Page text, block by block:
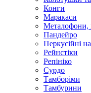
Конги
Маракаси
Металофони,
Пандейро
Перкусійні
Рейнстіки
Репініко
Сурдо
Тамборіми
Тамбурини